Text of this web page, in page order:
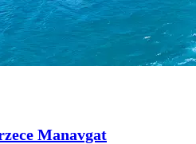
Manavgat